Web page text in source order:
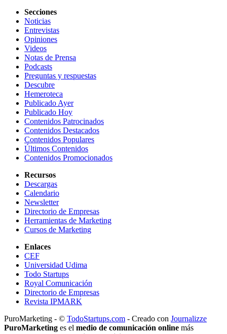
Secciones
Noticias
Entrevistas
Opiniones
Videos
Notas de Prensa
Podcasts
Preguntas y respuestas
Descubre
Hemeroteca
Publicado Ayer
Publicado Hoy
Contenidos Patrocinados
Contenidos Destacados
Contenidos Populares
Últimos Contenidos
Contenidos Promocionados
Recursos
Descargas
Calendario
Newsletter
Directorio de Empresas
Herramientas de Marketing
Cursos de Marketing
Enlaces
CEF
Universidad Udima
Todo Startups
Royal Comunicación
Directorio de Empresas
Revista IPMARK
PuroMarketing - © TodoStartups.com - Creado con Journalizze
PuroMarketing es el medio de comunicación online más